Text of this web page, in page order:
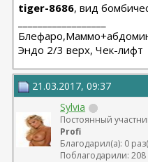
tiger-8686, вид
Эндо 2/3 верх, Чек-лифт
21.03.2017, 09:37
Sylvia
Постоянный
Profi
Благодарил(а): 0
Поблагодарили: